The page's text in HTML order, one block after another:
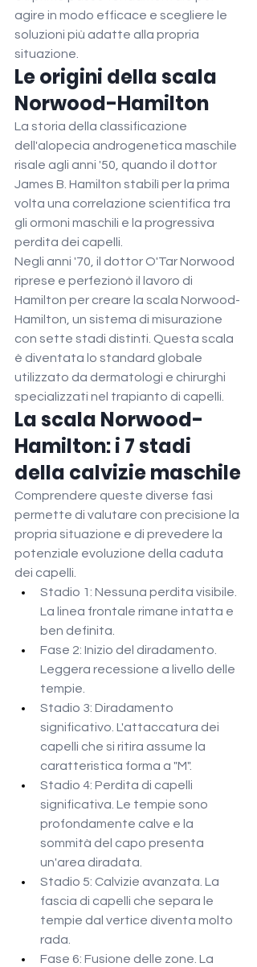
agire in modo efficace e scegliere le
soluzioni più adatte alla propria
situazione.
Le origini della scala
Norwood-Hamilton
La storia della classificazione
dell'alopecia androgenetica maschile
risale agli anni '50, quando il dottor
James B. Hamilton stabilì per la prima
volta una correlazione scientifica tra
gli ormoni maschili e la progressiva
perdita dei capelli.
Negli anni '70, il dottor O'Tar Norwood
riprese e perfezionò il lavoro di
Hamilton per creare la scala Norwood-
Hamilton, un sistema di misurazione
con sette stadi distinti. Questa scala
è diventata lo standard globale
utilizzato da dermatologi e chirurghi
specializzati nel trapianto di capelli.
La scala Norwood-
Hamilton: i 7 stadi
della calvizie maschile
Comprendere queste diverse fasi
permette di valutare con precisione la
propria situazione e di prevedere la
potenziale evoluzione della caduta
dei capelli.
Stadio 1: Nessuna perdita visibile.
La linea frontale rimane intatta e
ben definita.
Fase 2: Inizio del diradamento.
Leggera recessione a livello delle
tempie.
Stadio 3: Diradamento
significativo. L'attaccatura dei
capelli che si ritira assume la
caratteristica forma a "M".
Stadio 4: Perdita di capelli
significativa. Le tempie sono
profondamente calve e la
sommità del capo presenta
un'area diradata.
Stadio 5: Calvizie avanzata. La
fascia di capelli che separa le
tempie dal vertice diventa molto
rada.
Fase 6: Fusione delle zone. La